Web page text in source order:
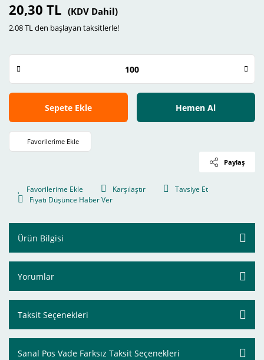
20,30 TL (KDV Dahil)
2,08 TL den başlayan taksitlerle!
Sepete Ekle Hemen Al
Paylaş
Karşılaştır
Tavsiye Et
Fiyatı Düşünce Haber Ver
Ürün Bilgisi
Yorumlar
Taksit Seçenekleri
Sanal Pos Vade Farksız Taksit Seçenekleri